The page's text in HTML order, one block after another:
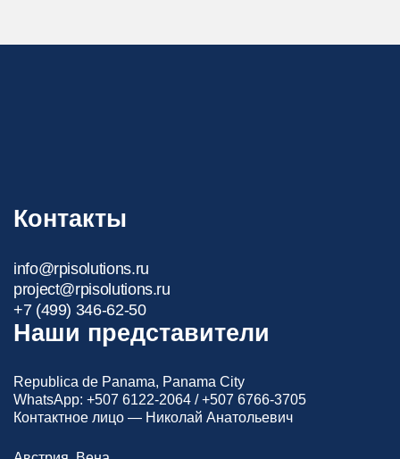
Контакты
info@rpisolutions.ru
project@rpisolutions.ru
+7 (499) 346-62-50
Наши представители
Republica de Panama, Panama City
WhatsApp: +507 6122-2064 /+507 6766-3705
Контактное лицо — Николай Анатольевич